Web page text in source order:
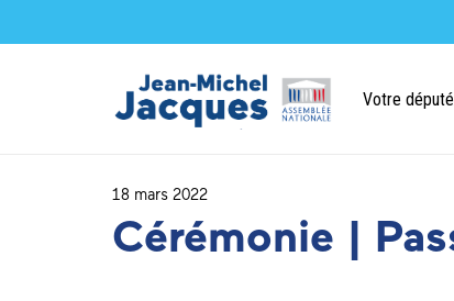
Votre député
18 mars 2022
Cérémonie |